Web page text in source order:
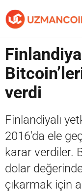
Contact / İletişim
verdi
Finlandiyalı
2016'da ele
karar verdiler.
dolar
çıkarmak için